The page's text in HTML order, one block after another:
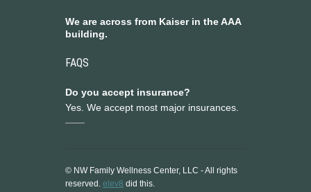
We are across from Kaiser in the AAA
building.
FAQS
Do you accept insurance?
Yes. We accept most major insurances.
© NW Family Wellness Center, LLC - All rights
reserved. elev8 did this.